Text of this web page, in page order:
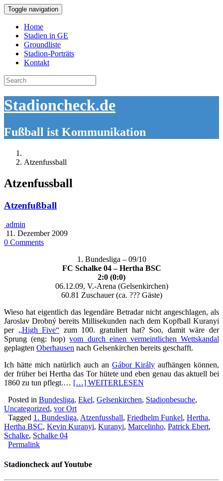
Toggle navigation
Home
Stadien in GE
Groundliste
Stadion-Porträts
Kontakt
Search
for:
Stadioncheck.de
Fußball ist Kommunikation
Atzenfussball
Atzenfussball
Atzenfußball
admin
11. Dezember 2009
0 Comments
1. Bundesliga – 09/10
FC Schalke 04 – Hertha BSC
2:0 (0:0)
06.12.09, V.-Arena (Gelsenkirchen)
60.81 Zuschauer (ca. ??? Gäste)
Wieso hat eigentlich das legendäre Betradar nicht angeschlagen, als
Jaroslav Drobný bereits Millisekunden nach dem Kopfball Kuranyi
per „High Five“ zum 100. gratuliert hat? Soo, damit wäre der
Sprung (eng: hop)vom durch einen vermeintlichen Wettskandal
geplagten Oberhausen nach Gelsenkirchen bereits geschafft.
Ich hätte mich natürlich auch an Gábor Király aufhängen können,
der früher bei Hertha das Tor hütete und eben genau das aktuell bei
1860 zu tun pflegt.… […] WEITERLESEN
Posted in Bundesliga, Ekel, Gelsenkirchen, Stadionbesuche,
Uncategorized, vor Ort
Tagged 1. Bundesliga, Atzenfussball, Friedhelm Funkel, Hertha,
Hertha BSC, Kevin Kuranyi, Kuranyi, Marcelinho, Patrick Ebert,
Schalke, Schalke 04
Permalink
Stadioncheck auf Youtube